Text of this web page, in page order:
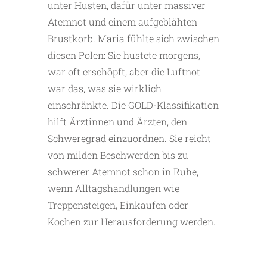
unter Husten, dafür unter massiver
Atemnot und einem aufgeblähten
Brustkorb. Maria fühlte sich zwischen
diesen Polen: Sie hustete morgens,
war oft erschöpft, aber die Luftnot
war das, was sie wirklich
einschränkte. Die GOLD-Klassifikation
hilft Ärztinnen und Ärzten, den
Schweregrad einzuordnen. Sie reicht
von milden Beschwerden bis zu
schwerer Atemnot schon in Ruhe,
wenn Alltagshandlungen wie
Treppensteigen, Einkaufen oder
Kochen zur Herausforderung werden.